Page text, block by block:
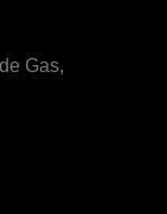
Gas,